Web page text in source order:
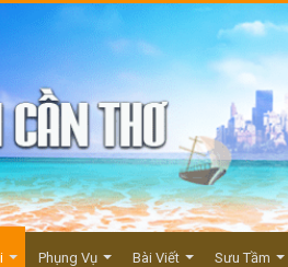
Phụng Vụ Bài Viết Sưu Tầm